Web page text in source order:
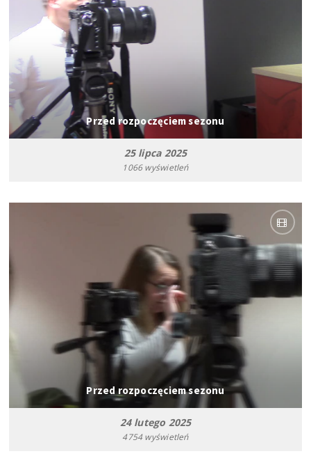
Przed rozpoczęciem sezonu
25 lipca 2025
1066 wyświetleń
Przed rozpoczęciem sezonu
24 lutego 2025
4754 wyświetleń